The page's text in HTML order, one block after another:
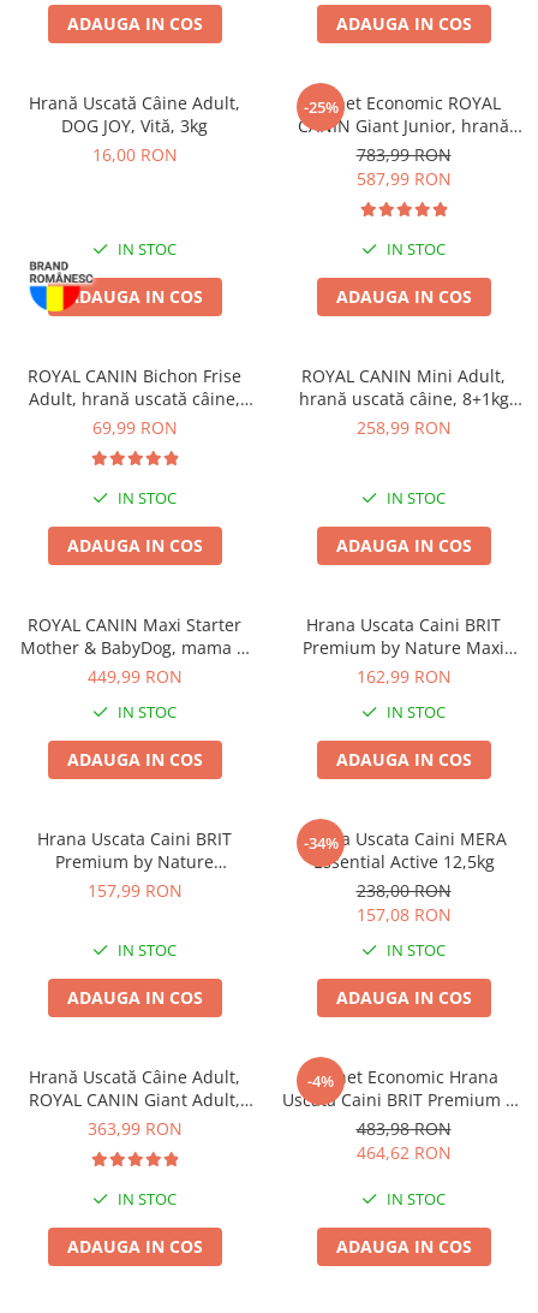
ADAUGA IN COS ADAUGA IN COS
Hrană Uscată Câine Adult,
DOG JOY, Vită, 3kg
16,00 RON
IN STOC
ADAUGA IN COS
-25%
Pachet Economic ROYAL
CANIN Giant Junior, hrană
uscată câine junior etapa 2 de
crestere, 2x15kg
783,99 RON
587,99 RON
IN STOC
ADAUGA IN COS
ROYAL CANIN Bichon Frise
Adult, hrană uscată câine,
1,5kg
69,99 RON
IN STOC
ADAUGA IN COS
ROYAL CANIN Mini Adult,
hrană uscată câine, 8+1kg
CADOU
258,99 RON
IN STOC
ADAUGA IN COS
ROYAL CANIN Maxi Starter
Mother & BabyDog, mama si
puiul, hrană uscată câine,
449,99 RON
IN STOC
ADAUGA IN COS
Hrana Uscata Caini BRIT
Premium by Nature Maxi
Adult 15kg
162,99 RON
IN STOC
ADAUGA IN COS
Hrana Uscata Caini BRIT
Premium by Nature
Maxi/Giant Senior 15kg
157,99 RON
IN STOC
ADAUGA IN COS
-34%
Hrana Uscata Caini MERA
Essential Active 12,5kg
238,00 RON
157,08 RON
IN STOC
ADAUGA IN COS
Hrană Uscată Câine Adult,
ROYAL CANIN Giant Adult,
15+3kg CADOU
363,99 RON
IN STOC
ADAUGA IN COS
-4%
Pachet Economic Hrana
Uscata Caini BRIT Premium by
Nature Sensitive Miel si Orez
2x15kg
483,98 RON
464,62 RON
IN STOC
ADAUGA IN COS